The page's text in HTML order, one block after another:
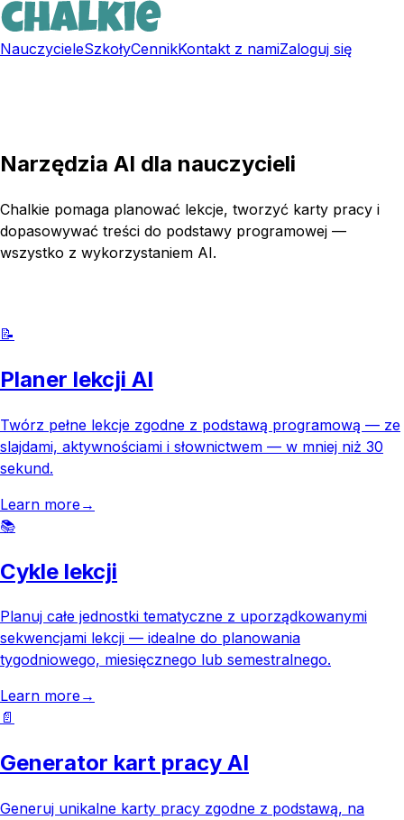
NauczycieleSzkołyCennikKontakt z namiZaloguj się
Narzędzia AI dla nauczycieli
Chalkie pomaga planować lekcje, tworzyć karty pracy i
dopasowywać treści do podstawy programowej —
wszystko z wykorzystaniem AI.
📝
Planer lekcji AI
Twórz pełne lekcje zgodne z podstawą programową — ze
slajdami, aktywnościami i słownictwem — w mniej niż 30
sekund.
Learn more→
📚
Cykle lekcji
Planuj całe jednostki tematyczne z uporządkowanymi
sekwencjami lekcji — idealne do planowania
tygodniowego, miesięcznego lub semestralnego.
Learn more→
📄
Generator kart pracy AI
Generuj unikalne karty pracy zgodne z podstawą, na